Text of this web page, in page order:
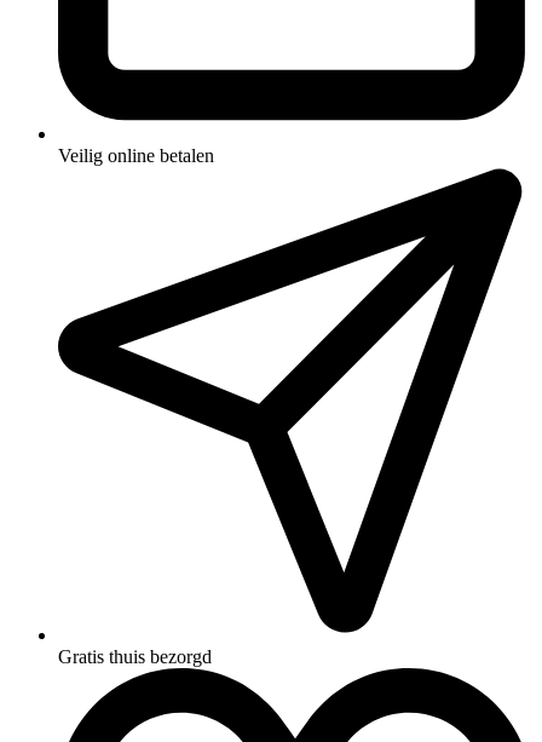
Veilig online betalen
Gratis thuis bezorgd